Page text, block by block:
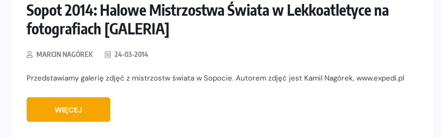
Sopot 2014: Halowe Mistrzostwa Świata w Lekkoatletyce na
fotografiach [GALERIA]
MARCIN NAGÓREK 24-03-2014
Przedstawiamy galerię zdjęć z mistrzostw świata w Sopocie. Autorem zdjęć jest Kamil Nagórek, www.expedi.pl
WIĘCEJ